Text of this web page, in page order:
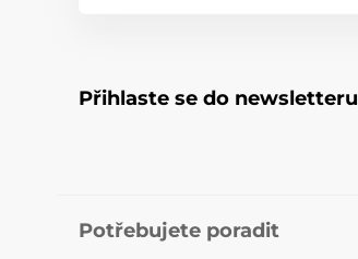
Přihlaste se do newsletteru
Potřebujete poradit